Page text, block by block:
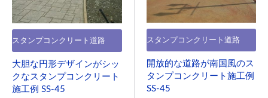
スタンプコンクリート道路
大胆な円形デザインがシッ
クなスタンプコンクリート
施工例 SS-45
スタンプコンクリート道路
開放的な道路が南国風のス
タンプコンクリート施工例
SS-45